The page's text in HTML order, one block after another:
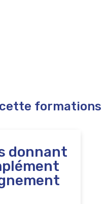
formations
donnant